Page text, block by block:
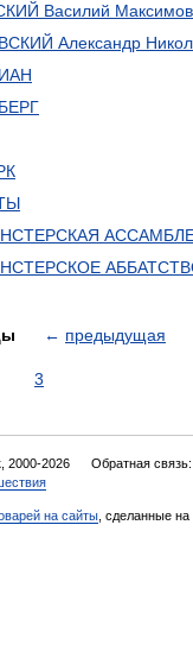
Василий
Александр
← предыдущая
3
2000-2026 Обратная связь:
на сайты , сделанные на